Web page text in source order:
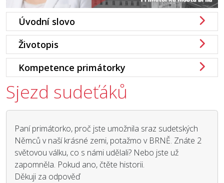
Úvodní slovo
Životopis
Kompetence primátorky
Sjezd sudeťáků
Paní primátorko, proč jste umožnila sraz sudetských
Němců v naší krásné zemi, potažmo v BRNĚ. Znáte 2
světovou válku, co s námi udělali? Nebo jste už
zapomněla. Pokud ano, čtěte historii.
Děkuji za odpověď